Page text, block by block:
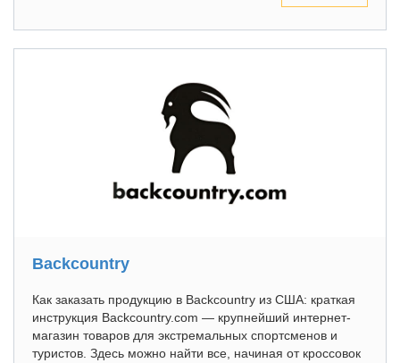
Backcountry
Как заказать продукцию в Backcountry из США: краткая
инструкция Backcountry.com — крупнейший интернет-
магазин товаров для экстремальных спортсменов и
туристов. Здесь можно найти все, начиная от кроссовок